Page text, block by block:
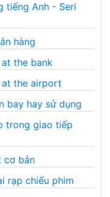
tiếng Anh - Seri
hàng
the bank
at the airport
bay hay sử dụng
trong giao tiếp
cơ bản
rạp chiếu phim